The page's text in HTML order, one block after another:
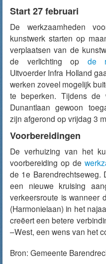
Start 27 februari
De werkzaamheden
kunstwerk starten op
verplaatsen van de
de verlichting op de
Uitvoerder Infra Holland
werken zoveel mogelijk
te beperken. Tijdens de
Dunantlaan gewoon
zijn afgerond op vrijdag 3
Voorbereidingen
De verhuizing van het
voorbereiding op de
de 1e Barendrechtseweg.
een nieuwe kruising
verkeersroute is wanneer
(Harmonielaan) in het
creëert een betere
–West, een wens van het
Bron: Gemeente